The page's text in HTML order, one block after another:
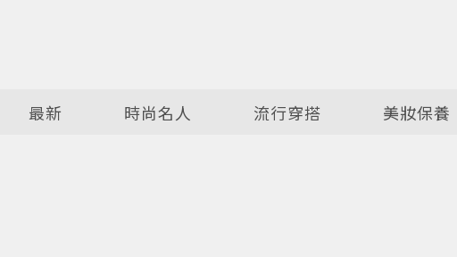
最新 時尚名人 流行穿搭 美妝保養